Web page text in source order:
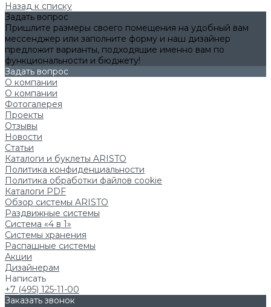
Назад к списку
Задать вопрос
Пришлите размеры своего помещения на удобный вам
мессенджер или заполните форму и наш дизайнер
предложит варианты, подходящие именно вам по
функциональности и бюджету!
Задать вопрос
О компании
О компании
Фотогалерея
Проекты
Отзывы
Новости
Статьи
Каталоги и буклеты ARISTO
Политика конфиденциальности
Политика обработки файлов cookie
Каталоги PDF
Обзор системы ARISTO
Раздвижные системы
Система «4 в 1»
Системы хранения
Распашные системы
Акции
Дизайнерам
Написать
+7 (495) 125-11-00
Заказать звонок